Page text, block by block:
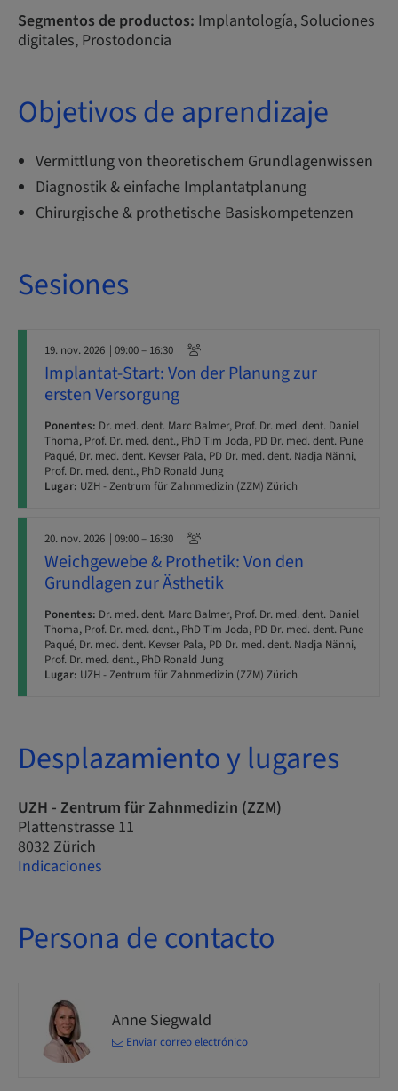
Segmentos de productos: Implantología, Soluciones
digitales, Prostodoncia
Objetivos de aprendizaje
Vermittlung von theoretischem Grundlagenwissen
Diagnostik & einfache Implantatplanung
Chirurgische & prothetische Basiskompetenzen
Sesiones
19. nov. 2026 | 09:00 – 16:30
Implantat-Start: Von der Planung zur
ersten Versorgung
Ponentes: Dr. med. dent. Marc Balmer, Prof. Dr. med. dent. Daniel
Thoma, Prof. Dr. med. dent., PhD Tim Joda, PD Dr. med. dent. Pune
Paqué, Dr. med. dent. Kevser Pala, PD Dr. med. dent. Nadja Nänni,
Prof. Dr. med. dent., PhD Ronald Jung
Lugar: UZH - Zentrum für Zahnmedizin (ZZM) Zürich
20. nov. 2026 | 09:00 – 16:30
Weichgewebe & Prothetik: Von den
Grundlagen zur Ästhetik
Ponentes: Dr. med. dent. Marc Balmer, Prof. Dr. med. dent. Daniel
Thoma, Prof. Dr. med. dent., PhD Tim Joda, PD Dr. med. dent. Pune
Paqué, Dr. med. dent. Kevser Pala, PD Dr. med. dent. Nadja Nänni,
Prof. Dr. med. dent., PhD Ronald Jung
Lugar: UZH - Zentrum für Zahnmedizin (ZZM) Zürich
Desplazamiento y lugares
UZH - Zentrum für Zahnmedizin (ZZM)
Plattenstrasse 11
8032 Zürich
Indicaciones
Persona de contacto
Anne Siegwald
Enviar correo electrónico